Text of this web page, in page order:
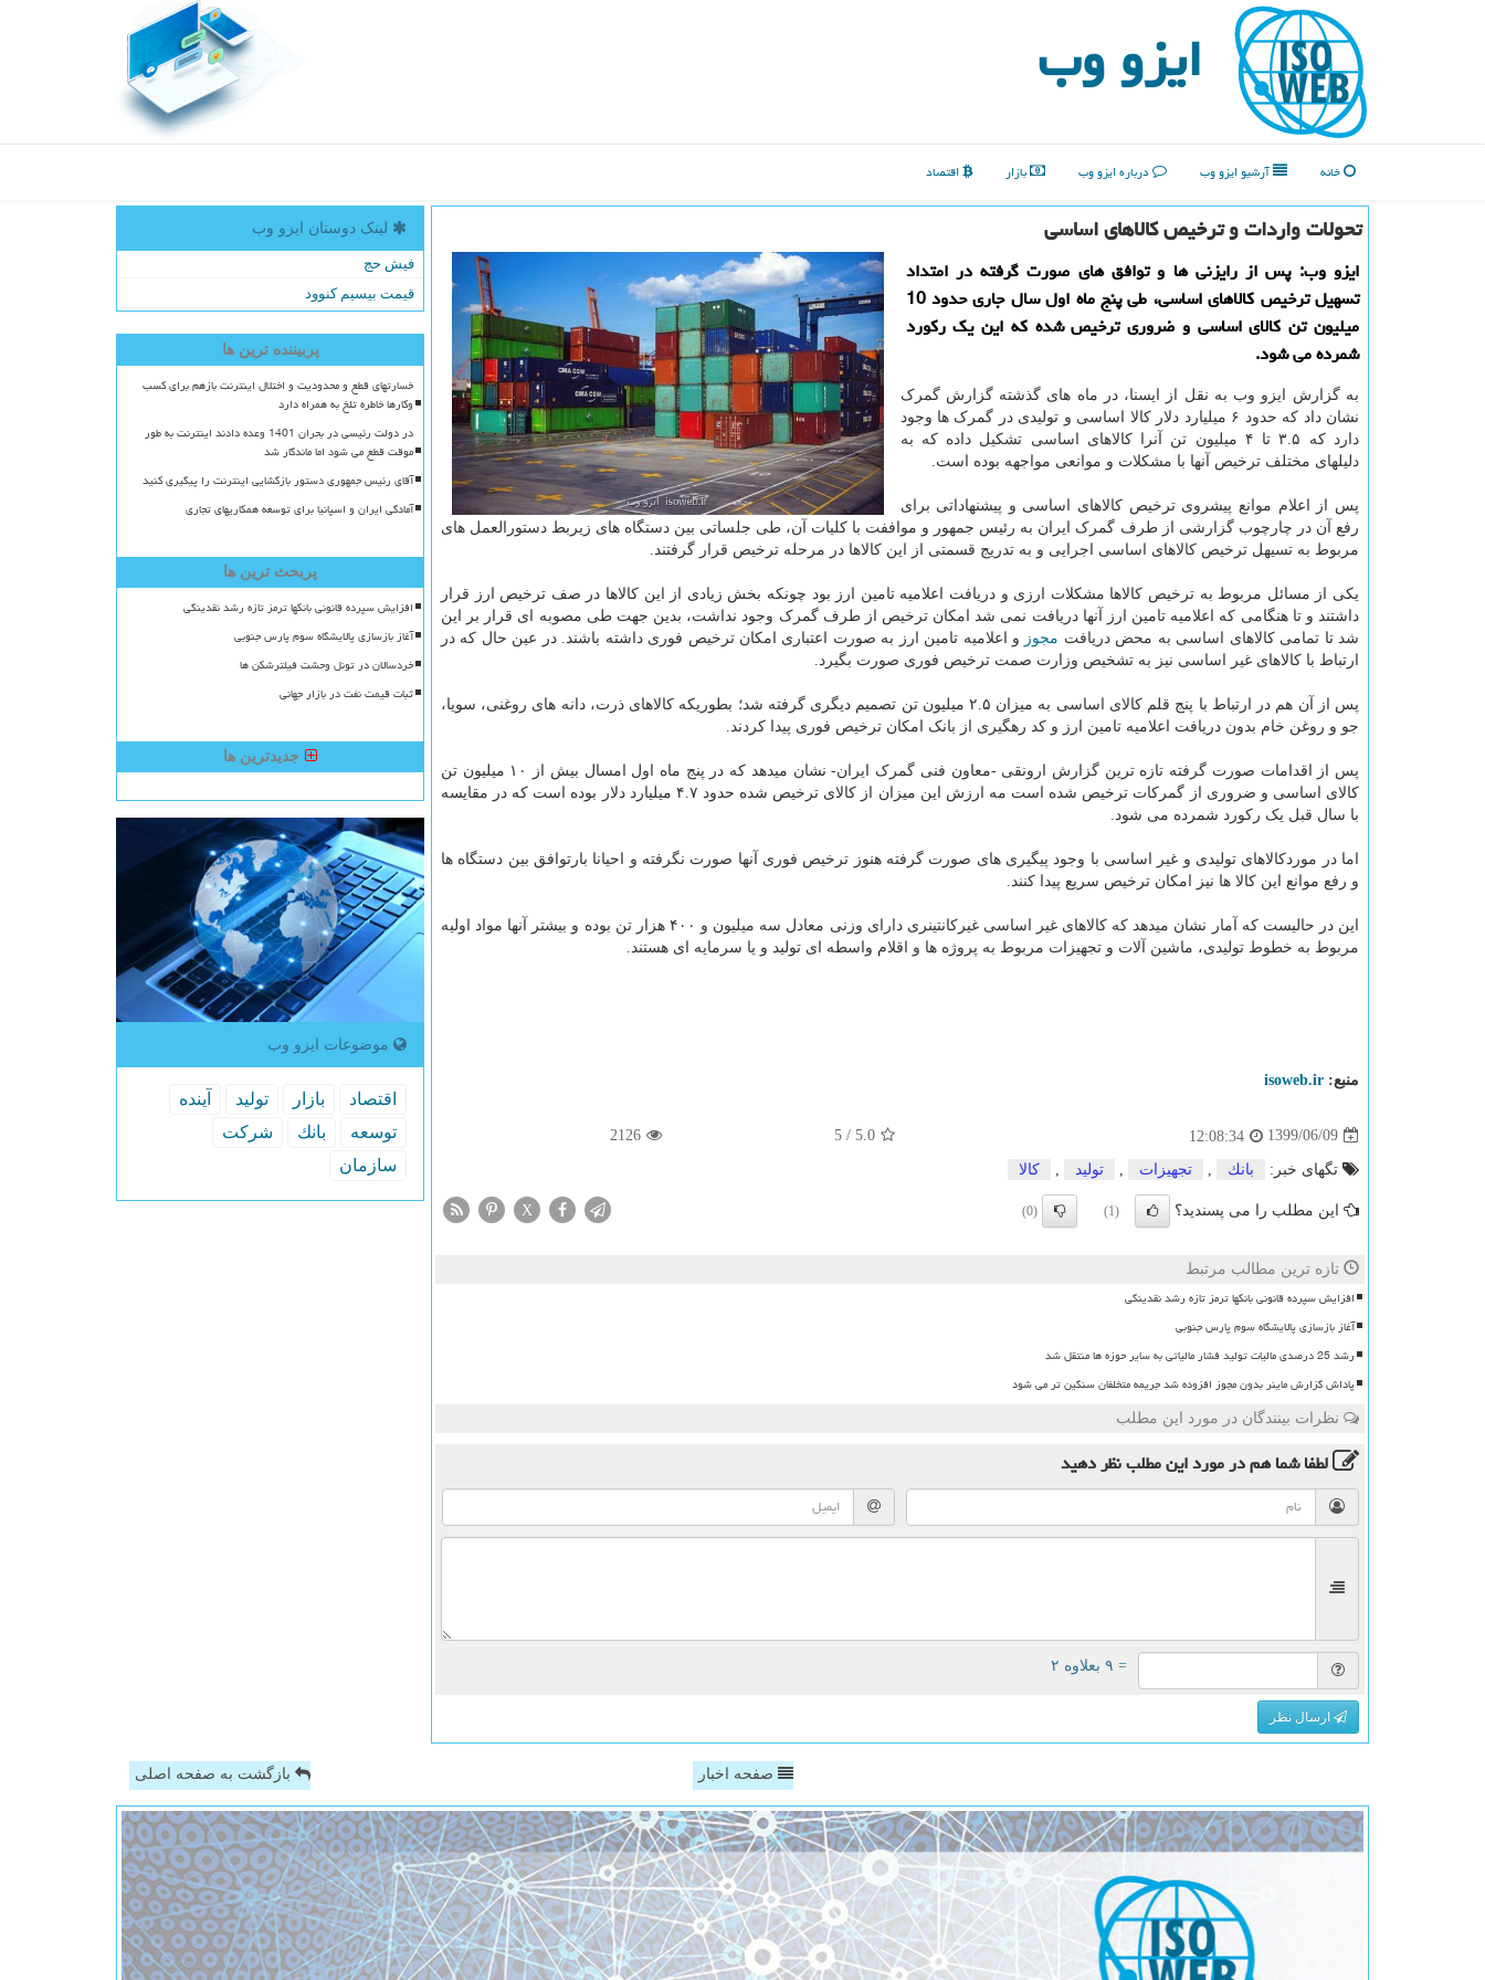
ایزو وب
خانه آرشیو ایزو وب درباره ایزو وب بازار اقتصاد
تحولات واردات و ترخیص كالاهای اساسی
ایزو وب: پس از رایزنی ها و توافق های صورت گرفته در امتداد
تسهیل ترخیص كالاهای اساسی، طی پنج ماه اول سال جاری حدود 10
میلیون تن كالای اساسی و ضروری ترخیص شده كه این یك ركورد
شمرده می شود.
به گزارش ایزو وب به نقل از ایسنا، در ماه های گذشته گزارش گمرک
نشان داد که حدود ۶ میلیارد دلار کالا اساسی و تولیدی در گمرک ها وجود
دارد که ۳.۵ تا ۴ میلیون تن آنرا کالاهای اساسی تشکیل داده که به
دلیلهای مختلف ترخیص آنها با مشکلات و موانعی مواجهه بوده است.
پس از اعلام موانع پیشروی ترخیص کالاهای اساسی و پیشنهاداتی برای
رفع آن در چارچوب گزارشی از طرف گمرک ایران به رئیس جمهور و مواففت با کلیات آن، طی جلساتی بین دستگاه های زیربط دستورالعمل های
مربوط به تسیهل ترخیص کالاهای اساسی اجرایی و به تدریج قسمتی از این کالاها در مرحله ترخیص قرار گرفتند.
یکی از مسائل مربوط به ترخیص کالاها مشکلات ارزی و دریافت اعلامیه تامین ارز بود چونکه بخش زیادی از این کالاها در صف ترخیص ارز قرار
داشتند و تا هنگامی که اعلامیه تامین ارز آنها دریافت نمی شد امکان ترخیص از طرف گمرک وجود نداشت، بدین جهت طی مصوبه ای قرار بر این
شد تا تمامی کالاهای اساسی به محض دریافت مجوز و اعلامیه تامین ارز به صورت اعتباری امکان ترخیص فوری داشته باشند. در عین حال که در
ارتباط با کالاهای غیر اساسی نیز به تشخیص وزارت صمت ترخیص فوری صورت بگیرد.
پس از آن هم در ارتباط با پنج قلم کالای اساسی به میزان ۲.۵ میلیون تن تصمیم دیگری گرفته شد؛ بطوریکه کالاهای ذرت، دانه های روغنی، سویا،
جو و روغن خام بدون دریافت اعلامیه تامین ارز و کد رهگیری از بانک امکان ترخیص فوری پیدا کردند.
پس از اقدامات صورت گرفته تازه ترین گزارش ارونقی -معاون فنی گمرک ایران- نشان میدهد که در پنج ماه اول امسال بیش از ۱۰ میلیون تن
کالای اساسی و ضروری از گمرکات ترخیص شده است مه ارزش این میزان از کالای ترخیص شده حدود ۴.۷ میلیارد دلار بوده است که در مقایسه
با سال قبل یک رکورد شمرده می شود.
اما در موردکالاهای تولیدی و غیر اساسی با وجود پیگیری های صورت گرفته هنوز ترخیص فوری آنها صورت نگرفته و احیانا بارتوافق بین دستگاه ها
و رفع موانع این کالا ها نیز امکان ترخیص سریع پیدا کنند.
این در حالیست که آمار نشان میدهد که کالاهای غیر اساسی غیرکانتینری دارای وزنی معادل سه میلیون و ۴۰۰ هزار تن بوده و بیشتر آنها مواد اولیه
مربوط به خطوط تولیدی، ماشین آلات و تجهیزات مربوط به پروژه ها و اقلام واسطه ای تولید و یا سرمایه ای هستند.
منبع: isoweb.ir
1399/06/09
12:08:34
5.0
/
5
2126
تگهای خبر: بانك تجهیزات تولید كالا
این مطلب را می پسندید؟ (1)
(0)
X
تازه ترین مطالب مرتبط
افزایش سپرده قانونی بانکها ترمز تازه رشد نقدینگی
آغاز بازسازی پالایشگاه سوم پارس جنوبی
رشد 25 درصدی مالیات تولید فشار مالیاتی به سایر حوزه ها منتقل شد
پاداش گزارش ماینر بدون مجوز افزوده شد جریمه متخلفان سنگین تر می شود
نظرات بینندگان در مورد این مطلب
لطفا شما همدر مورد این مطلبنظر دهید
= ۹ بعلاوه ۲
ارسال نظر
لینک دوستان ایزو وب
فیش حج
قیمت بیسیم کنوود
پربیننده ترین ها
خسارتهای قطع و محدودیت و اختلال اینترنت بازهم برای کسب
وکارها خاطره تلخ به همراه دارد
در دولت رئیسی در بحران 1401 وعده دادند اینترنت به طور
موقت قطع می شود اما ماندگار شد
آقای رئیس جمهوری دستور بازگشایی اینترنت را پیگیری کنید
آمادگی ایران و اسپانیا برای توسعه همکاریهای تجاری
پربحث ترین ها
افزایش سپرده قانونی بانکها ترمز تازه رشد نقدینگی
آغاز بازسازی پالایشگاه سوم پارس جنوبی
خردسالان در تونل وحشت فیلترشکن ها
ثبات قیمت نفت در بازار جهانی
جدیدترین ها
موضوعات ایزو وب
اقتصاد بازار تولید
آینده
توسعه
بانك
شركت
سازمان
صفحه اخبار بازگشت به صفحه اصلی